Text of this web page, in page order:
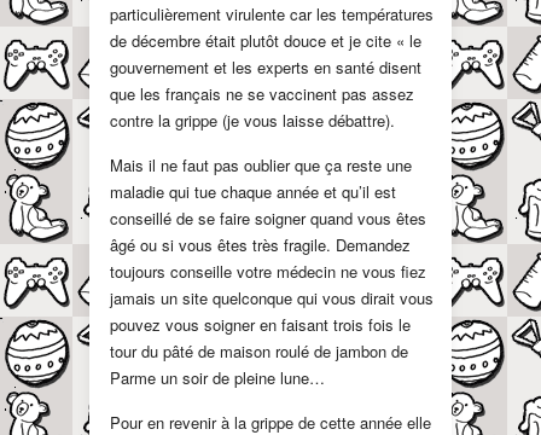
particulièrement virulente car les températures
de décembre était plutôt douce et je cite « le
gouvernement et les experts en santé disent
que les français ne se vaccinent pas assez
contre la grippe (je vous laisse débattre).
Mais il ne faut pas oublier que ça reste une
maladie qui tue chaque année et qu’il est
conseillé de se faire soigner quand vous êtes
âgé ou si vous êtes très fragile. Demandez
toujours conseille votre médecin ne vous fiez
jamais un site quelconque qui vous dirait vous
pouvez vous soigner en faisant trois fois le
tour du pâté de maison roulé de jambon de
Parme un soir de pleine lune…
Pour en revenir à la grippe de cette année elle